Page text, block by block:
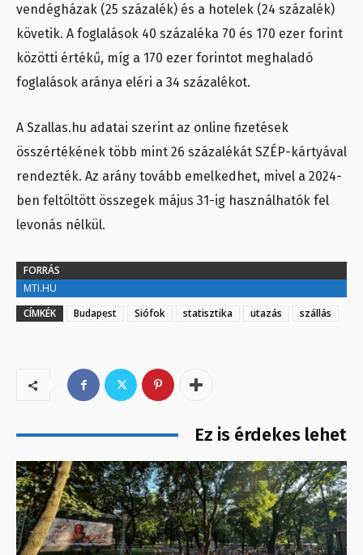
vendégházak (25 százalék) és a hotelek (24 százalék)
követik. A foglalások 40 százaléka 70 és 170 ezer forint
közötti értékű, míg a 170 ezer forintot meghaladó
foglalások aránya eléri a 34 százalékot.
A Szallas.hu adatai szerint az online fizetések
összértékének több mint 26 százalékát SZÉP-kártyával
rendezték. Az arány tovább emelkedhet, mivel a 2024-
ben feltöltött összegek május 31-ig használhatók fel
levonás nélkül.
FORRÁS
MTI.HU
CÍMKÉK
Budapest Siófok statisztika utazás szállás
Ez is érdekes lehet